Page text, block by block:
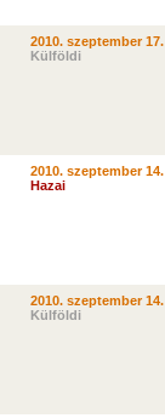
2010. szeptember 17.
Külföldi
2010. szeptember 14.
Hazai
2010. szeptember 14.
Külföldi